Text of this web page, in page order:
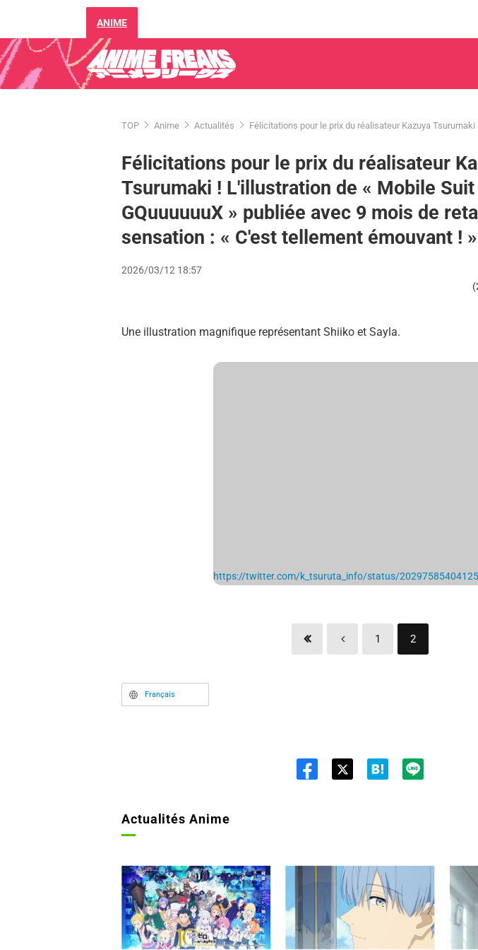
ANIME
TOP Anime Actualités Félicitations pour le prix du réalisateur Kazuya
Félicitations pour le prix du réalisateur
Tsurumaki ! L'illustration de « Mobile Suit
GQuuuuuuX » publiée avec 9 mois de
sensation : « C'est tellement émouvant ! »
2026/03/12 18:57
Une illustration magnifique représentant Shiiko et Sayla.
https://twitter.com/k_tsuruta_info/status/
1 2
Français
Actualités Anime